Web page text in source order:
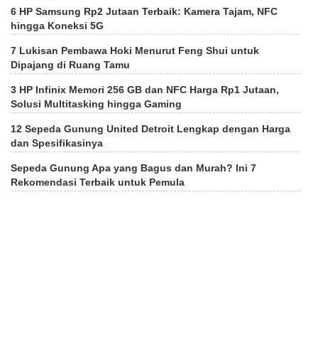
6 HP Samsung Rp2 Jutaan Terbaik: Kamera Tajam, NFC
hingga Koneksi 5G
7 Lukisan Pembawa Hoki Menurut Feng Shui untuk
Dipajang di Ruang Tamu
3 HP Infinix Memori 256 GB dan NFC Harga Rp1 Jutaan,
Solusi Multitasking hingga Gaming
12 Sepeda Gunung United Detroit Lengkap dengan Harga
dan Spesifikasinya
Sepeda Gunung Apa yang Bagus dan Murah? Ini 7
Rekomendasi Terbaik untuk Pemula